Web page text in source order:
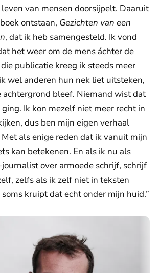
van mensen doorsijpelt. Daaruit
ontstaan, Gezichten van een
, dat ik heb samengesteld. Ik vond
het weer om de mens áchter de
publicatie kreeg ik steeds meer
wel anderen hun nek liet uitsteken,
achtergrond bleef. Niemand wist dat
Ik kon mezelf niet meer recht in
dus ben mijn eigen verhaal
als enige reden dat ik vanuit mijn
kan betekenen. En als ik nu als
over armoede schrijf, schrijf
zelfs als ik zelf niet in teksten
kruipt dat echt onder mijn huid.”